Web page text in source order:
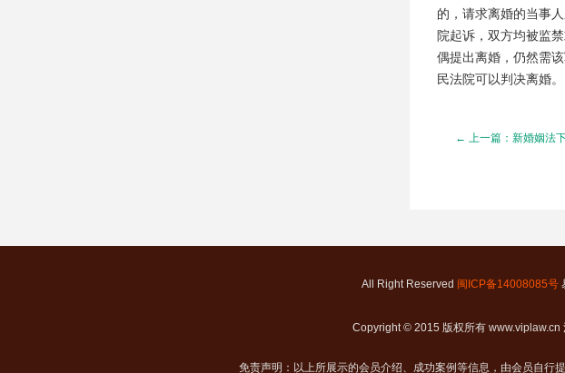
的，请求离婚的当事
院起诉，双方均被监
偶提出离婚，仍然需
民法院可以判决离婚。
← 上一篇：新婚姻法
All Right Reserved 闽ICP备14008085号
Copyright © 2015 版权所有 www.viplaw.cn
免责声明：以上所展示的会员介绍、成功案例等信息，由会员自行